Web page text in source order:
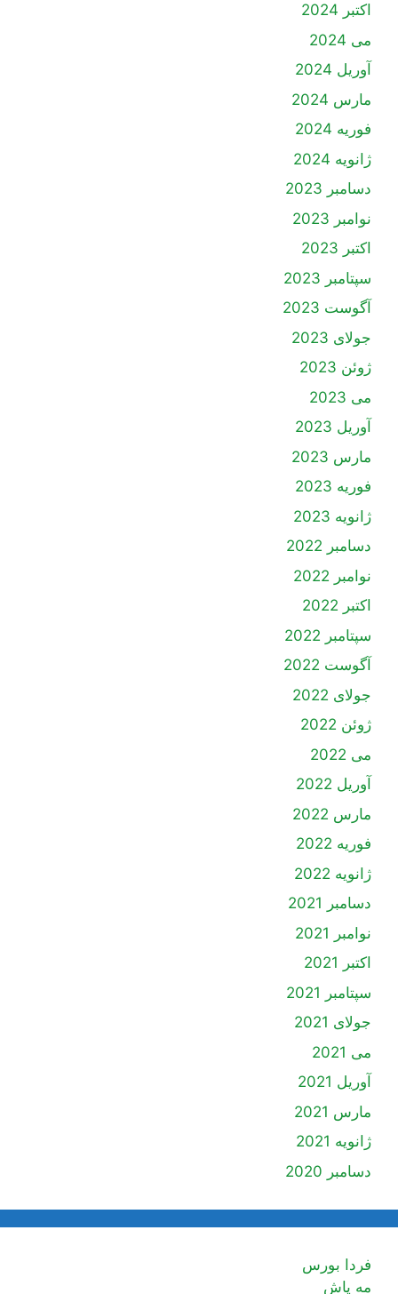
اکتبر 2024
می 2024
آوریل 2024
مارس 2024
فوریه 2024
ژانویه 2024
دسامبر 2023
نوامبر 2023
اکتبر 2023
سپتامبر 2023
آگوست 2023
جولای 2023
ژوئن 2023
می 2023
آوریل 2023
مارس 2023
فوریه 2023
ژانویه 2023
دسامبر 2022
نوامبر 2022
اکتبر 2022
سپتامبر 2022
آگوست 2022
جولای 2022
ژوئن 2022
می 2022
آوریل 2022
مارس 2022
فوریه 2022
ژانویه 2022
دسامبر 2021
نوامبر 2021
اکتبر 2021
سپتامبر 2021
جولای 2021
می 2021
آوریل 2021
مارس 2021
ژانویه 2021
دسامبر 2020
فردا بورس
مه پاش